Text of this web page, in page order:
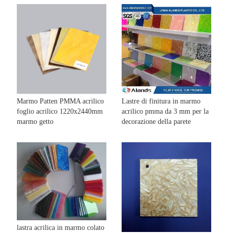
Marmo Patten PMMA acrilico
foglio acrilico 1220x2440mm
marmo getto
Lastre di finitura in marmo
acrilico pmma da 3 mm per la
decorazione della parete
lastra acrilica in marmo colato